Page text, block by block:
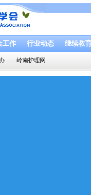
工作 行业动态 继续教
——岭南护理网